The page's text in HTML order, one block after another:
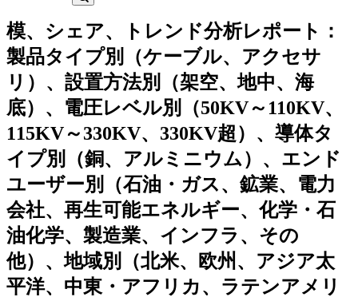
模、シェア、トレンド分析レポート：
製品タイプ別（ケーブル、アクセサ
リ）、設置方法別（架空、地中、海
底）、電圧レベル別（50KV～110KV、
115KV～330KV、330KV超）、導体タ
イプ別（銅、アルミニウム）、エンド
ユーザー別（石油・ガス、鉱業、電力
会社、再生可能エネルギー、化学・石
油化学、製造業、インフラ、その
他）、地域別（北米、欧州、アジア太
平洋、中東・アフリカ、ラテンアメリ